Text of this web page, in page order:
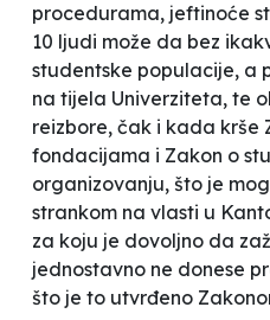
procedurama, jeftinoće
10 ljudi može da bez
studentske populacije, a
na tijela Univerziteta, te
reizbore, čak i kada krše
fondacijama i Zakon o
organizovanju, što je
strankom na vlasti u
za koju je dovoljno da
jednostavno ne donese
što je to utvrđeno